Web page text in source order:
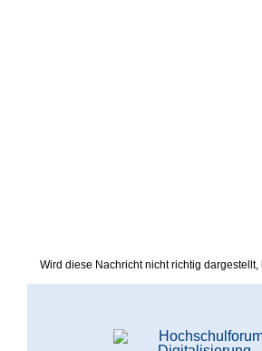
Wird diese Nachricht nicht richtig dargestellt,